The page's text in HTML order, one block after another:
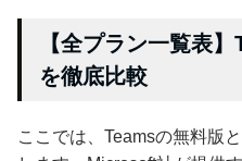
【全プラン一覧表
を徹底比較
ここでは、Teamsの無料版